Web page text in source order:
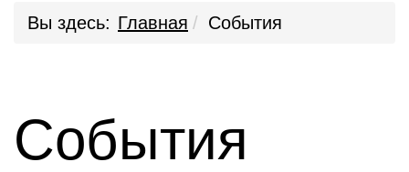
Вы здесь: Главная События
События